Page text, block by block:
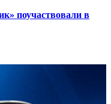
поучаствовали в